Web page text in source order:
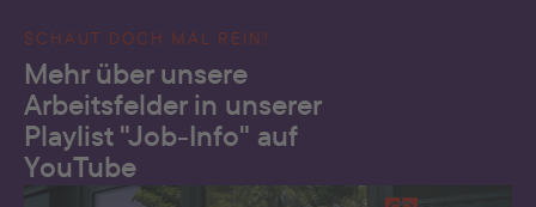
SCHAUT DOCH MAL REIN!
Mehr über unsere
Arbeitsfelder in unserer
Playlist "Job-Info" auf
YouTube